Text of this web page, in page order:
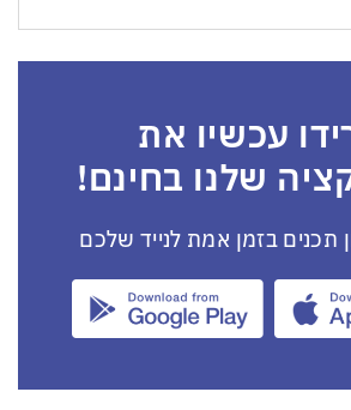
עכשיו את
שלנו בחינם!
תכנים בזמן אמת לנייד שלכם